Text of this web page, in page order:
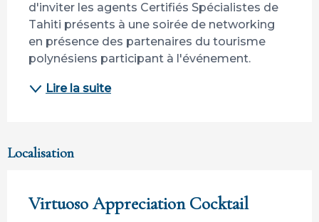
d'inviter les agents Certifiés Spécialistes de
Tahiti présents à une soirée de networking
en présence des partenaires du tourisme
polynésiens participant à l'événement.
Lire la suite
Localisation
Virtuoso Appreciation Cocktail